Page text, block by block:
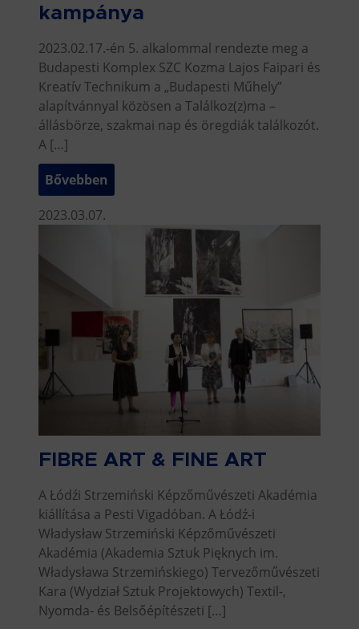
kampánya
2023.02.17.-én 5. alkalommal rendezte meg a
Budapesti Komplex SZC Kozma Lajos Faipari és
Kreatív Technikum a „Budapesti Műhely”
alapítvánnyal közösen a Találkoz(z)ma –
állásbörze, szakmai nap és öregdiák találkozót.
A […]
Bővebben
2023.03.07.
FIBRE ART & FINE ART
A Łódźi Strzemiński Képzőművészeti Akadémia
kiállítása a Pesti Vigadóban. A Łódź-i
Władysław Strzemiński Képzőművészeti
Akadémia (Akademia Sztuk Pięknych im.
Władysława Strzemińskiego) Tervezőművészeti
Kara (Wydział Sztuk Projektowych) Textil-,
Nyomda- és Belsőépítészeti […]